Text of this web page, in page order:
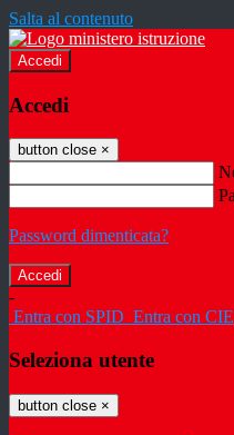
Salta al contenuto
Accedi
Accedi
button close ×
Password dimenticata?
-
Entra con SPID Entra con CIE
Seleziona utente
button close ×